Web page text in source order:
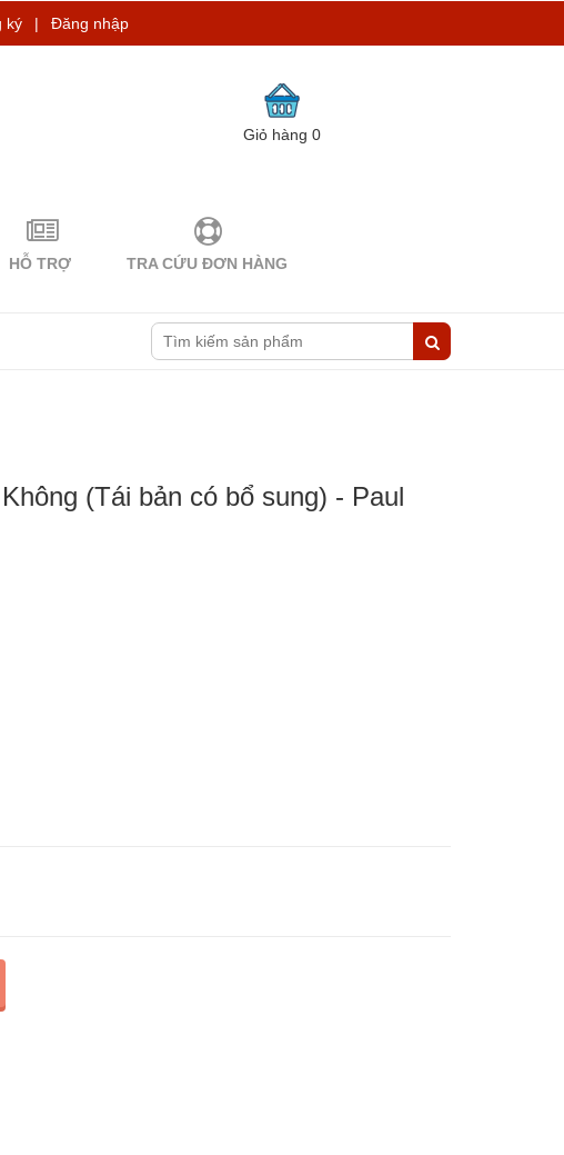
ký | Đăng nhập
Giỏ hàng0
HỖ TRỢ TRA CỨU ĐƠN HÀNG
(Tái bản có bổ sung) - Paul